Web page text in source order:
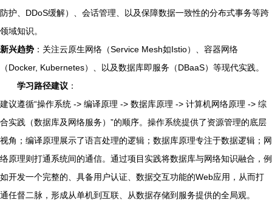
防护、DDoS缓解）、会话管理、以及保障数据一致性的分布式事务等跨
领域知识。
新兴趋势 ：关注云原生网络（Service Mesh如Istio）、容器网络
（Docker, Kubernetes）、以及数据库即服务（DBaaS）等现代实践。
学习路径建议 ：
建议遵循“操作系统 -> 编译原理 -> 数据库原理 -> 计算机网络原理 -> 综
合实践（数据库及网络服务）”的顺序。操作系统提供了资源管理的底层
视角；编译原理展示了语言处理的逻辑；数据库原理专注于数据逻辑；网
络原理则打通系统间的通信。通过项目实践将数据库与网络知识融合，例
如开发一个完整的、具备用户认证、数据交互功能的Web应用，从而打
通任督二脉，形成从单机到互联、从数据存储到服务提供的全局观。